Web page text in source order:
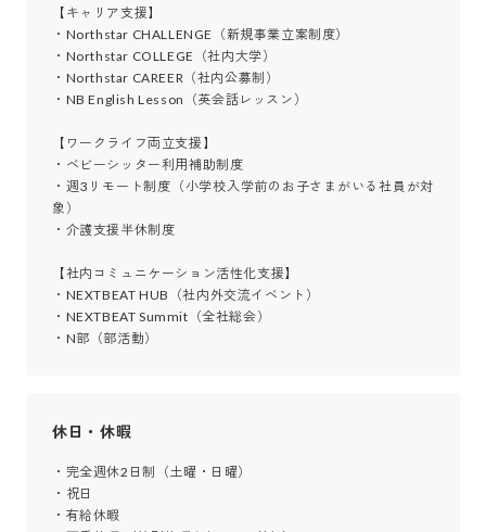
【キャリア支援】
・Northstar CHALLENGE（新規事業立案制度）
・Northstar COLLEGE（社内大学）
・Northstar CAREER（社内公募制）
・NB English Lesson（英会話レッスン）
【ワークライフ両立支援】
・ベビーシッター利用補助制度
・週3リモート制度（小学校入学前のお子さまがいる社員が対
象）
・介護支援半休制度
【社内コミュニケーション活性化支援】
・NEXTBEAT HUB（社内外交流イベント）
・NEXTBEAT Summit（全社総会）
・N部（部活動）
休日・休暇
・完全週休2日制（土曜・日曜）
・祝日
・有給休暇